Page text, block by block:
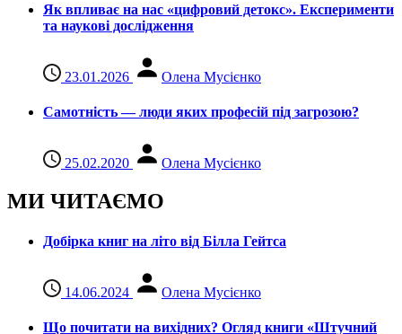
Як впливає на нас «цифровий детокс». Експерименти
та наукові дослідження
23.01.2026 Олена Мусієнко
Самотність — люди яких професій під загрозою?
25.02.2020 Олена Мусієнко
МИ ЧИТАЄМО
Добірка книг на літо від Білла Гейтса
14.06.2024 Олена Мусієнко
Що почитати на вихідних? Огляд книги «Штучний